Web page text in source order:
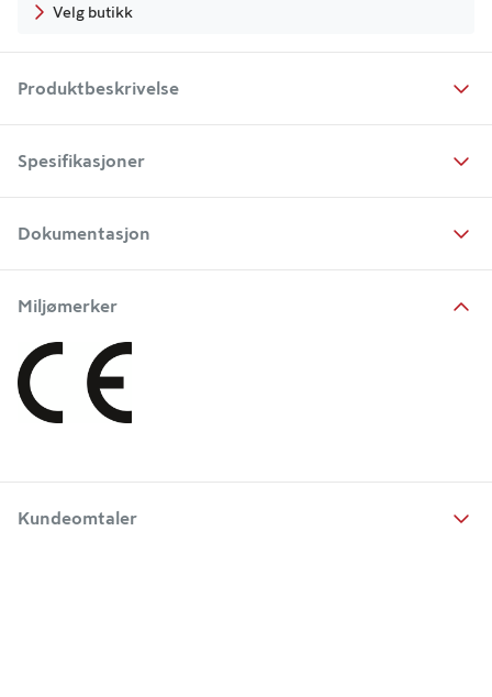
Velg butikk
Produktbeskrivelse
Spesifikasjoner
Dokumentasjon
Miljømerker
Kundeomtaler